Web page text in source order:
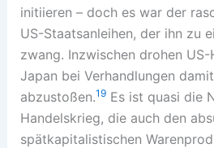
initiieren – doch es war der
US-Staatsanleihen, der ihn zu
zwang. Inzwischen drohen
Japan bei Verhandlungen
abzustoßen.19Es ist quasi die
Handelskrieg, die auch den
spätkapitalistischen